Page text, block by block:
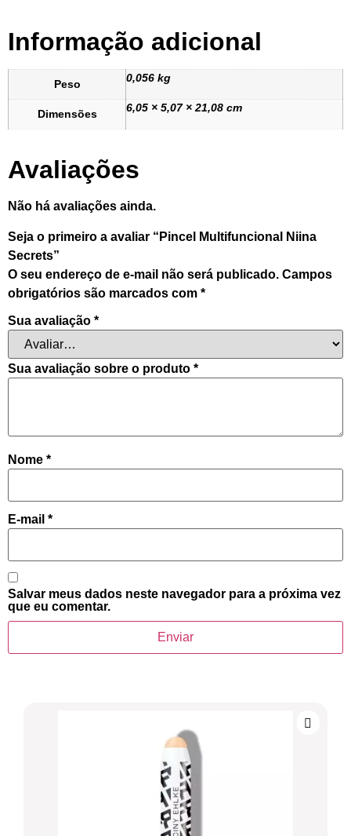
Informação adicional
Peso 0,056 kg
Dimensões 6,05 × 5,07 × 21,08 cm
Avaliações
Não há avaliações ainda.
Seja o primeiro a avaliar “Pincel Multifuncional Niina
Secrets”
O seu endereço de e-mail não será publicado. Campos
obrigatórios são marcados com *
Sua avaliação *
Sua avaliação sobre o produto *
Nome *
E-mail *
Salvar meus dados neste navegador para a próxima vez
que eu comentar.